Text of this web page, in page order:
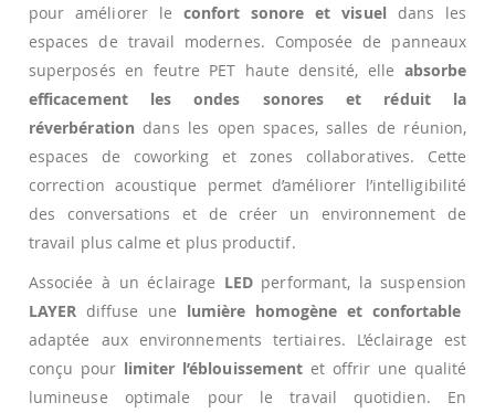
pour améliorer le confort sonore et visueldans les
espaces de travail modernes. Composée de panneaux
superposés en feutre PET haute densité, elle absorbe
efficacement les ondes sonores et réduit la
réverbération dans les open spaces, salles de réunion,
espaces de coworking et zones collaboratives. Cette
correction acoustique permet d’améliorer l’intelligibilité
des conversations et de créer un environnement de
travail plus calme et plus productif.
Associée à un éclairage LEDperformant, la suspension
LAYER diffuse une lumière homogène et confortable
adaptée aux environnements tertiaires. L’éclairage est
conçu pour limiter l’éblouissement et offrir une qualité
lumineuse optimale pour le travail quotidien. En